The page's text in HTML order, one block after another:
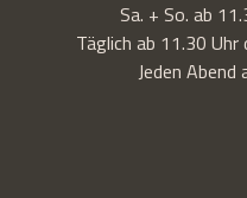
Sa. + So. ab
Täglich ab 11.30
Jeden